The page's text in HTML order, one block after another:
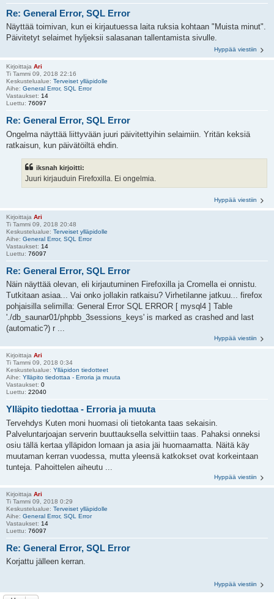
Re: General Error, SQL Error
Näyttää toimivan, kun ei kirjautuessa laita ruksia kohtaan "Muista minut".
Päivitetyt selaimet hyljeksii salasanan tallentamista sivulle.
Hyppää viestiin
Kirjoittaja Ari
Ti Tammi 09, 2018 22:16
Keskustelualue: Terveiset ylläpidolle
Aihe: General Error, SQL Error
Vastaukset: 14
Luettu: 76097
Re: General Error, SQL Error
Ongelma näyttää liittyvään juuri päivitettyihin selaimiin. Yritän keksiä
ratkaisun, kun päivätöiltä ehdin.
iksnah kirjoitti:
Juuri kirjauduin Firefoxilla. Ei ongelmia.
Hyppää viestiin
Kirjoittaja Ari
Ti Tammi 09, 2018 20:48
Keskustelualue: Terveiset ylläpidolle
Aihe: General Error, SQL Error
Vastaukset: 14
Luettu: 76097
Re: General Error, SQL Error
Näin näyttää olevan, eli kirjautuminen Firefoxilla ja Cromella ei onnistu.
Tutkitaan asiaa... Vai onko jollakin ratkaisu? Virhetilanne jatkuu... firefox
pohjaisilla selimilla: General Error SQL ERROR [ mysql4 ] Table
'./db_saunar01/phpbb_3sessions_keys' is marked as crashed and last
(automatic?) r ...
Hyppää viestiin
Kirjoittaja Ari
Ti Tammi 09, 2018 0:34
Keskustelualue: Ylläpidon tiedotteet
Aihe: Ylläpito tiedottaa - Erroria ja muuta
Vastaukset: 0
Luettu: 22040
Ylläpito tiedottaa - Erroria ja muuta
Tervehdys Kuten moni huomasi oli tietokanta taas sekaisin.
Palveluntarjoajan serverin buuttauksella selvittiin taas. Pahaksi onneksi
osiu tällä kertaa ylläpidon lomaan ja asia jäi huomaamatta. Näitä käy
muutaman kerran vuodessa, mutta yleensä katkokset ovat korkeintaan
tunteja. Pahoittelen aiheutu ...
Hyppää viestiin
Kirjoittaja Ari
Ti Tammi 09, 2018 0:29
Keskustelualue: Terveiset ylläpidolle
Aihe: General Error, SQL Error
Vastaukset: 14
Luettu: 76097
Re: General Error, SQL Error
Korjattu jälleen kerran.
Hyppää viestiin